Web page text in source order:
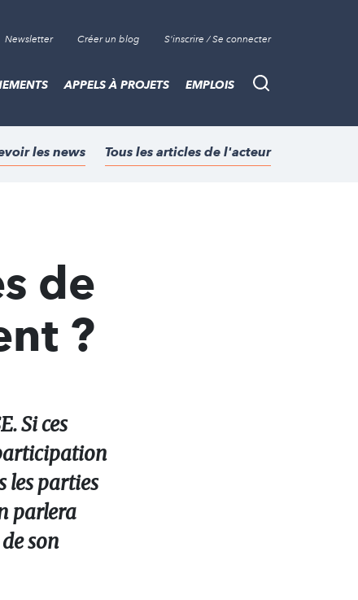
Newsletter Créer un blog S'inscrire / Se connecter
Recherche
APPELS À PROJETS EMPLOIS
les news Tous les articles de l'acteur
de
?
Si ces
les parties
parlera
son